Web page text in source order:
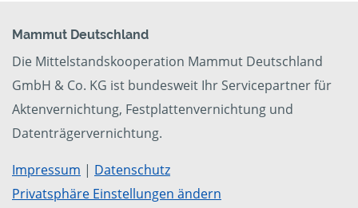
Mammut Deutschland
Die Mittelstandskooperation Mammut Deutschland
GmbH & Co. KG ist bundesweit Ihr Servicepartner für
Aktenvernichtung, Festplattenvernichtung und
Datenträgervernichtung.
Impressum | Datenschutz
Privatsphäre Einstellungen ändern